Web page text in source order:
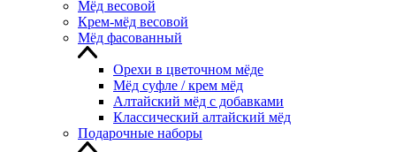
Мёд весовой
Крем-мёд весовой
Мёд фасованный
Орехи в цветочном мёде
Мёд суфле / крем мёд
Алтайский мёд с добавками
Классический алтайский мёд
Подарочные наборы